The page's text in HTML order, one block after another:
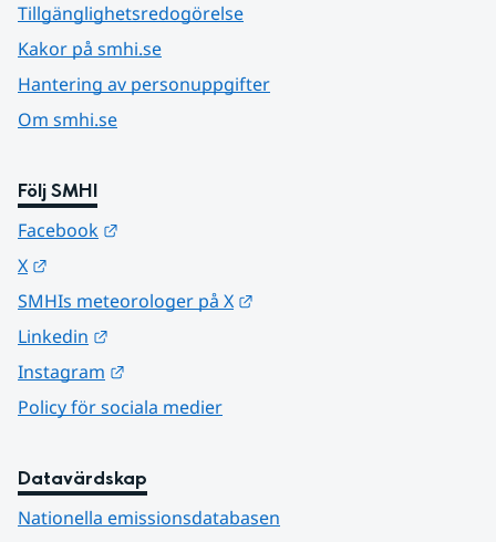
Tillgänglighetsredogörelse
Kakor på smhi.se
Hantering av personuppgifter
Om smhi.se
Följ SMHI
Facebook
X
SMHIs meteorologer på X
Linkedin
Instagram
Policy för sociala medier
Datavärdskap
Nationella emissionsdatabasen